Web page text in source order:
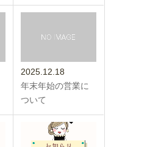
2025.12.18
年末年始の営業に
ついて